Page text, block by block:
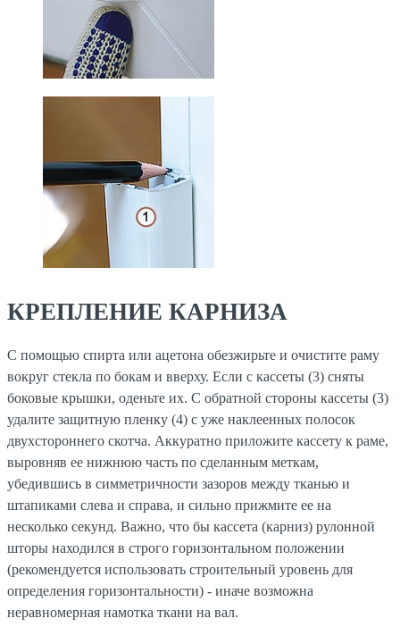
КРЕПЛЕНИЕ КАРНИЗА
С помощью спирта или ацетона обезжирьте и очистите раму
вокруг стекла по бокам и вверху. Если с кассеты (3) сняты
боковые крышки, оденьте их. С обратной стороны кассеты (3)
удалите защитную пленку (4) с уже наклеенных полосок
двухстороннего скотча. Аккуратно приложите кассету к раме,
выровняв ее нижнюю часть по сделанным меткам,
убедившись в симметричности зазоров между тканью и
штапиками слева и справа, и сильно прижмите ее на
несколько секунд. Важно, что бы кассета (карниз) рулонной
шторы находился в строго горизонтальном положении
(рекомендуется использовать строительный уровень для
определения горизонтальности) - иначе возможна
неравномерная намотка ткани на вал.